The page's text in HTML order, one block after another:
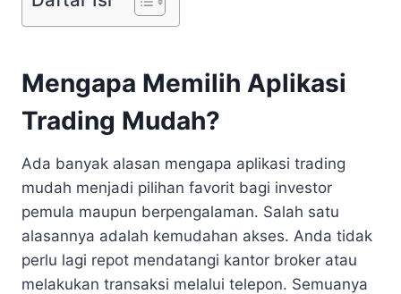
Mengapa Memilih Aplikasi
Trading Mudah?
Ada banyak alasan mengapa aplikasi trading
mudah menjadi pilihan favorit bagi investor
pemula maupun berpengalaman. Salah satu
alasannya adalah kemudahan akses. Anda tidak
perlu lagi repot mendatangi kantor broker atau
melakukan transaksi melalui telepon. Semuanya